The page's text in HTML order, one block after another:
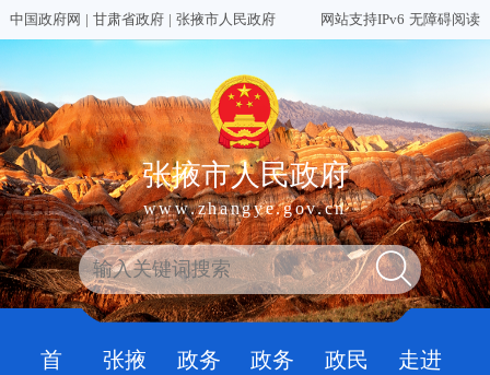
中国政府网 | 甘肃省政府 | 张掖市人民政府 网站支持IPv6 无障碍阅读
张掖市人民政府
www.zhangye.gov.cn
首
张掖
政务
政务
政民
走进